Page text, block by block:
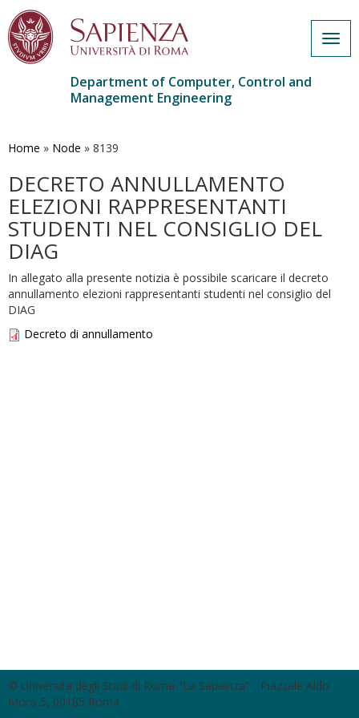
main
Department of Computer, Control and
Management Engineering
Home » Node » 8139
DECRETO ANNULLAMENTO
ELEZIONI RAPPRESENTANTI
STUDENTI NEL CONSIGLIO DEL
DIAG
In allegato alla presente notizia è possibile scaricare il decreto
annullamento elezioni rappresentanti studenti nel consiglio del
DIAG
Decreto di annullamento
© Università degli Studi di Roma "La Sapienza" - Piazzale Aldo
Moro 5, 00185 Roma